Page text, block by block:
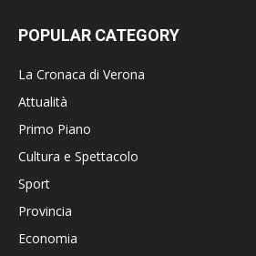
POPULAR CATEGORY
La Cronaca di Verona
Attualità
Primo Piano
Cultura e Spettacolo
Sport
Provincia
Economia